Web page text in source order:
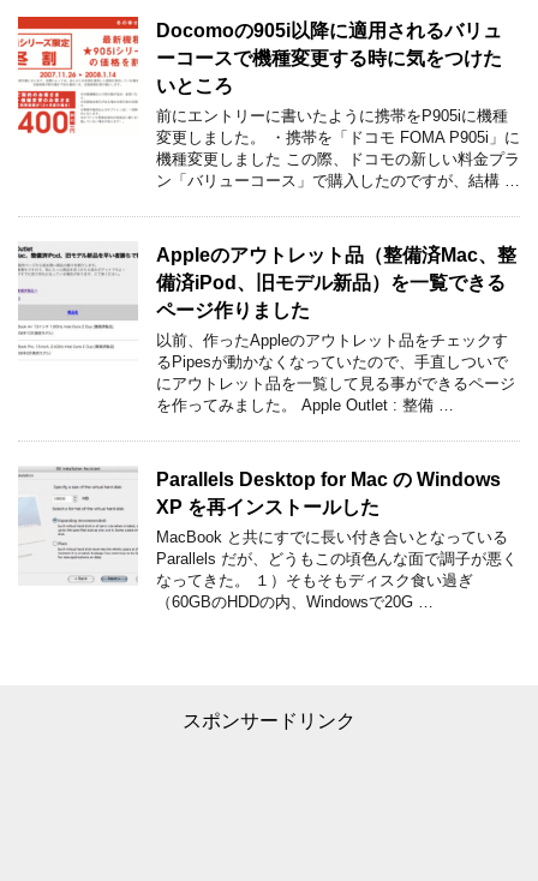
Docomoの905i以降に適用されるバリュ
ーコースで機種変更する時に気をつけた
いところ
前にエントリーに書いたように携帯をP905iに機種
変更しました。 ・携帯を「ドコモ FOMA P905i」に
機種変更しました この際、ドコモの新しい料金プラ
ン「バリューコース」で購入したのですが、結構 …
Appleのアウトレット品（整備済Mac、整
備済iPod、旧モデル新品）を一覧できる
ページ作りました
以前、作ったAppleのアウトレット品をチェックす
るPipesが動かなくなっていたので、手直しついで
にアウトレット品を一覧して見る事ができるページ
を作ってみました。 Apple Outlet : 整備 …
Parallels Desktop for Mac の Windows
XP を再インストールした
MacBook と共にすでに長い付き合いとなっている
Parallels だが、どうもこの頃色んな面で調子が悪く
なってきた。 １）そもそもディスク食い過ぎ
（60GBのHDDの内、Windowsで20G …
スポンサードリンク